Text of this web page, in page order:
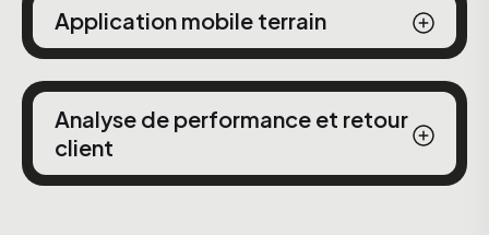
Application mobile terrain
Analyse de performance et retour
client